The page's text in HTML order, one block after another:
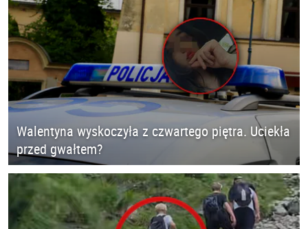
Walentyna wyskoczyła z czwartego piętra. Uciekła
przed gwałtem?